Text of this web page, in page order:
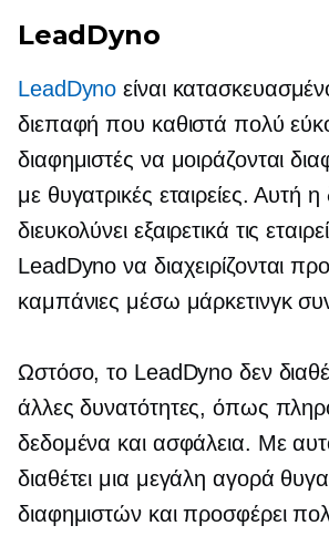
LeadDyno
LeadDyno είναι
διεπαφή που καθιστά πολύ
διαφημιστές να μοιράζονται
με θυγατρικές εταιρείες. Αυτή
διευκολύνει εξαιρετικά τις
LeadDyno να διαχειρίζονται
καμπάνιες μέσω μάρκετινγκ
Ωστόσο, το LeadDyno δεν
άλλες δυνατότητες, όπως
δεδομένα και ασφάλεια. Με
διαθέτει μια μεγάλη αγορά
διαφημιστών και προσφέρει